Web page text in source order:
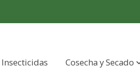
Cosecha y Secado